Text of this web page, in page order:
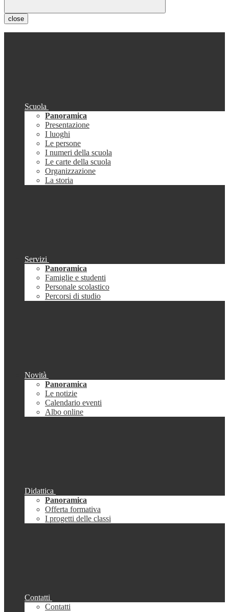
close
Scuola
Panoramica
Presentazione
I luoghi
Le persone
I numeri della scuola
Le carte della scuola
Organizzazione
La storia
Servizi
Panoramica
Famiglie e studenti
Personale scolastico
Percorsi di studio
Novità
Panoramica
Le notizie
Calendario eventi
Albo online
Didattica
Panoramica
Offerta formativa
I progetti delle classi
Contatti
Contatti